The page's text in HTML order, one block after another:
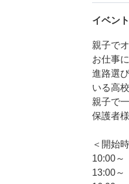
イベン
親子で
お仕事
進路選
いる高
親子で
保護者
＜開始
10:00～
13:00～